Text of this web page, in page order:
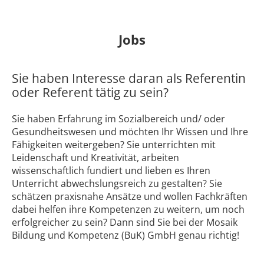
Jobs
Sie haben Interesse daran als Referentin
oder Referent tätig zu sein?
Sie haben Erfahrung im Sozialbereich und/ oder
Gesundheitswesen und möchten Ihr Wissen und Ihre
Fähigkeiten weitergeben? Sie unterrichten mit
Leidenschaft und Kreativität, arbeiten
wissenschaftlich fundiert und lieben es Ihren
Unterricht abwechslungsreich zu gestalten? Sie
schätzen praxisnahe Ansätze und wollen Fachkräften
dabei helfen ihre Kompetenzen zu weitern, um noch
erfolgreicher zu sein? Dann sind Sie bei der Mosaik
Bildung und Kompetenz (BuK) GmbH genau richtig!